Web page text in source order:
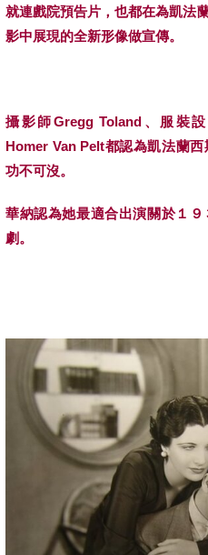
就連戲院預告片，也都在為凱法
影中展現的全新形像做宣傳。
攝影師Gregg Toland 、服裝
Homer Van Pelt都認為凱法蘭西
功不可沒。
華納認為她最適合出演關於１
劇。